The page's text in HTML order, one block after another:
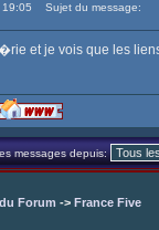
Sujet du message:
et je vois que les
messages depuis:
Forum -> France Five